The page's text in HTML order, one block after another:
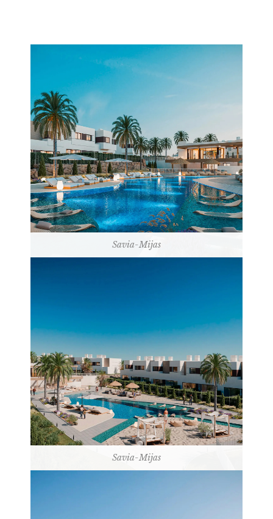
Savia-Mijas
Savia-Mijas